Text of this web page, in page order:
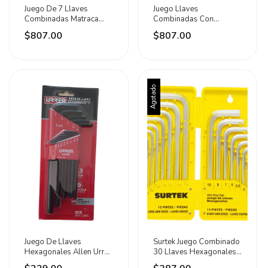
Juego De 7 Llaves
Combinadas Matraca
Métricas Surtek Plateado
$807.00
Juego Llaves
Combinadas Con
Matraca Medida Pulgada
7 Pz Plateado
$807.00
Juego De Llaves
Hexagonales Allen Urrea
Estándar Industrial
Agotado
Surtek Juego Combinado
30 Llaves Hexagonales
L En Estuche